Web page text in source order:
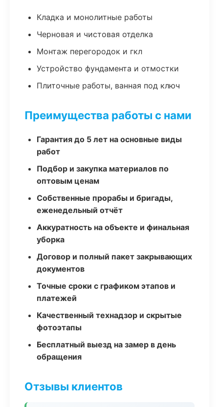
Кладка и монолитные работы
Черновая и чистовая отделка
Монтаж перегородок и гкл
Устройство фундамента и отмостки
Плиточные работы, ванная под ключ
Преимущества работы с нами
Гарантия до 5 лет на основные виды
работ
Подбор и закупка материалов по
оптовым ценам
Собственные прорабы и бригады,
еженедельный отчёт
Аккуратность на объекте и финальная
уборка
Договор и полный пакет закрывающих
документов
Точные сроки с графиком этапов и
платежей
Качественный технадзор и скрытые
фотоэтапы
Бесплатный выезд на замер в день
обращения
Отзывы клиентов